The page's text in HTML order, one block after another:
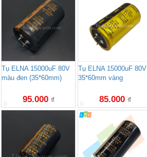
Tụ ELNA 15000uF 80V
màu đen (35*60mm)
95.000 ₫
0
Tụ ELNA 15000uF 80V
35*60mm vàng
85.000 ₫
0